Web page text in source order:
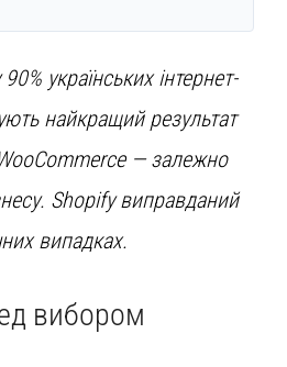
українських інтернет-
найкращий результат
— залежно
Shopify виправданий
випадках.
вибором